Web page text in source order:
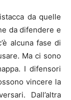
da quelle
da difendere e
alcuna fase di
Ma ci sono
I difensori
vincere la
Dall’altra